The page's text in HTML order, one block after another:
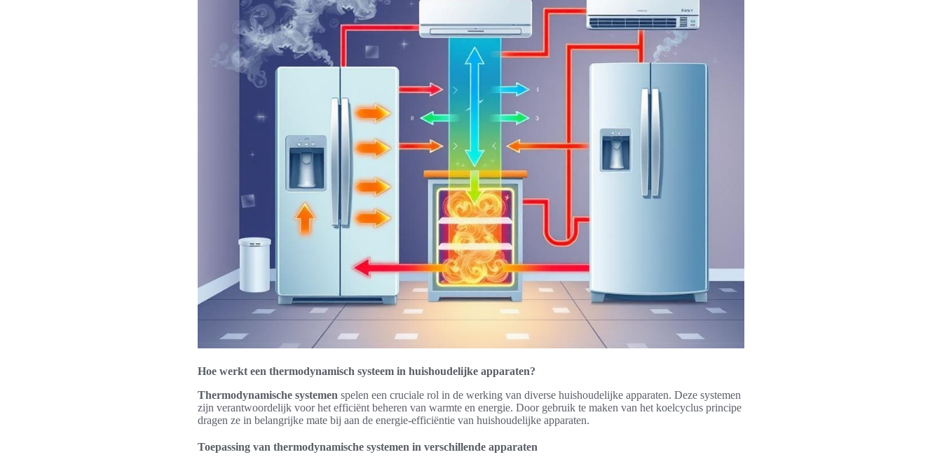
Hoe werkt een thermodynamisch systeem in huishoudelijke apparaten?
Thermodynamische systemen spelen een cruciale rol in de werking van diverse huishoudelijke apparaten. Deze systemen
zijn verantwoordelijk voor het efficiënt beheren van warmte en energie. Door gebruik te maken van het koelcyclus principe
dragen ze in belangrijke mate bij aan de energie-efficiëntie van huishoudelijke apparaten.
Toepassing van thermodynamische systemen in verschillende apparaten